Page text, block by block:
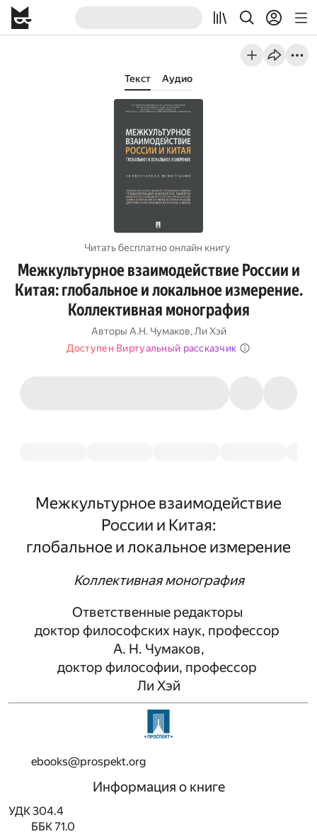
Текст Аудио
Читать бесплатно онлайн книгу
Межкультурное взаимодействие России и
Китая: глобальное и локальное измерение.
Коллективная монография
Авторы А.Н. Чумаков,Ли Хэй
Доступен Виртуальный рассказчик
Межкультурное взаимодействие
России и Китая:
глобальное и локальное измерение
Коллективная монография
Ответственные редакторы
доктор философских наук, профессор
А. Н. Чумаков,
доктор философии, профессор
Ли Хэй
ebooks@prospekt.org
Информация о книге
УДК 304.4
ББК 71.0